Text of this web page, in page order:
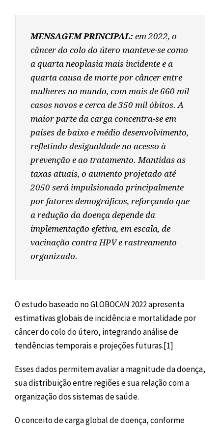
MENSAGEM PRINCIPAL: em 2022, o
câncer do colo do útero manteve-se como
a quarta neoplasia mais incidente e a
quarta causa de morte por câncer entre
mulheres no mundo, com mais de 660 mil
casos novos e cerca de 350 mil óbitos. A
maior parte da carga concentra-se em
países de baixo e médio desenvolvimento,
refletindo desigualdade no acesso à
prevenção e ao tratamento. Mantidas as
taxas atuais, o aumento projetado até
2050 será impulsionado principalmente
por fatores demográficos, reforçando que
a redução da doença depende da
implementação efetiva, em escala, de
vacinação contra HPV e rastreamento
organizado.
O estudo baseado no GLOBOCAN 2022 apresenta
estimativas globais de incidência e mortalidade por
câncer do colo do útero, integrando análise de
tendências temporais e projeções futuras.[1]
Esses dados permitem avaliar a magnitude da doença,
sua distribuição entre regiões e sua relação com a
organização dos sistemas de saúde.
O conceito de carga global de doença, conforme